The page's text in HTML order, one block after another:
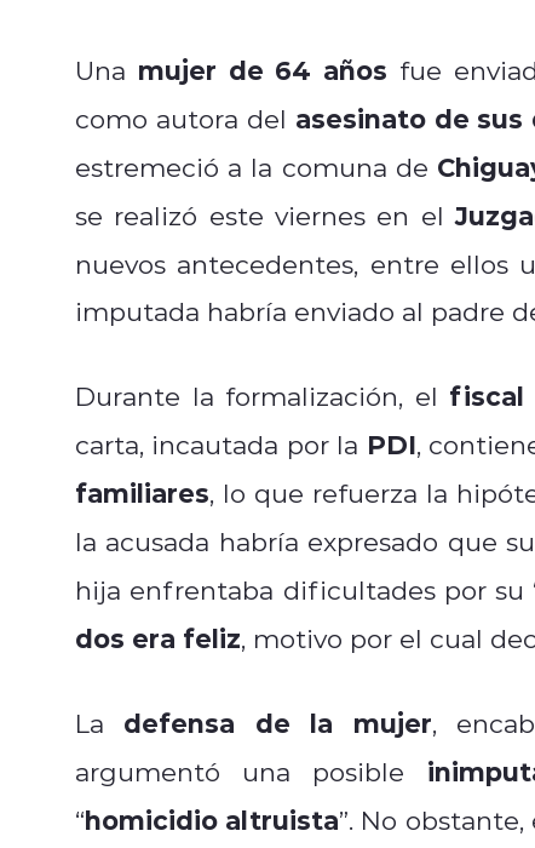
Una mujer de 64 años fue
como autora del asesinato de sus
estremeció a la comuna de
se realizó este viernes en el
nuevos antecedentes, entre ellos
imputada habría enviado al padre
Durante la formalización, el fiscal
carta, incautada por la PDI,
familiares, lo que refuerza la
la acusada habría expresado que
hija enfrentaba dificultades por su
dos era feliz, motivo por el cual
La defensa de la mujer,
argumentó una posible
“homicidio altruista”. No